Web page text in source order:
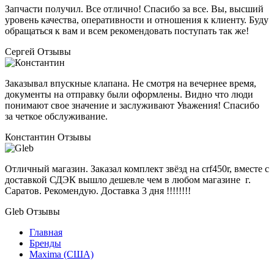
Запчасти получил. Все отлично! Спасибо за все. Вы, высший
уровень качества, оперативности и отношения к клиенту. Буду
обращаться к вам и всем рекомендовать поступать так же!
Сергей Отзывы
Заказывал впускные клапана. Не смотря на вечернее время,
документы на отправку были оформлены. Видно что люди
понимают свое значение и заслуживают Уважения! Спасибо
за четкое обслуживание.
Константин Отзывы
Отличный магазин. Заказал комплект звёзд на crf450r, вместе с
доставкой СДЭК вышло дешевле чем в любом магазине г.
Саратов. Рекомендую. Доставка 3 дня !!!!!!!!
Gleb Отзывы
Главная
Бренды
Maxima (США)